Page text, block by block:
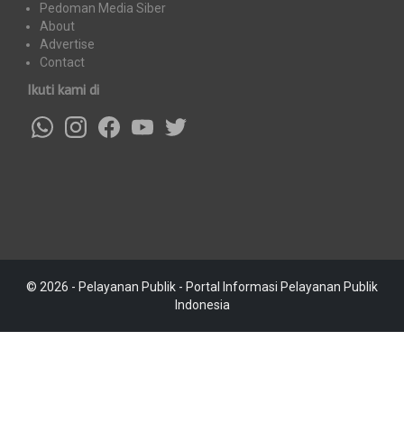
Pedoman Media Siber
About
Advertise
Contact
Ikuti kami di
© 2026 - Pelayanan Publik - Portal Informasi Pelayanan Publik
Indonesia